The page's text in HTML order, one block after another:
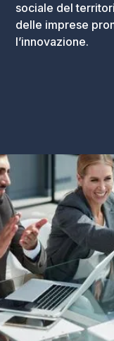
sociale del
delle imprese
l’innovazione.